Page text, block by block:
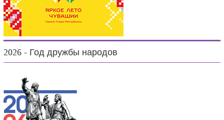
2026 - Год дружбы народов